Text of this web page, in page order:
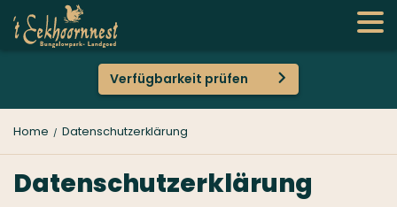
Verfügbarkeit prüfen
Home Datenschutzerklärung
Datenschutzerklärung